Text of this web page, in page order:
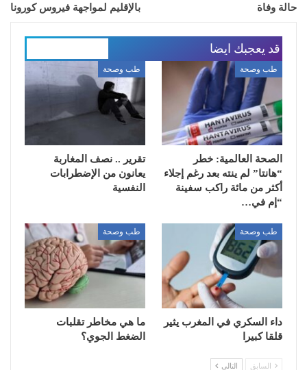
حالة وفاة
بالإقليم لمواجهة فيروس كورونا
قد يعجبك ايضا
طب وصحة
الصحة العالمية: خطر
“هانتا” لم ينته بعد رغم إجلاء
أكثر من مائة راكب سفينة
“إم في…
طب وصحة
تقرير .. نصف المغاربة
يعانون من الإضطرابات
النفسية
طب وصحة
داء السكري في المغرب يثير
قلقا كبيرا
طب وصحة
ما هي مخاطر تقلبات
الضغط الجوي؟
السابق التالي